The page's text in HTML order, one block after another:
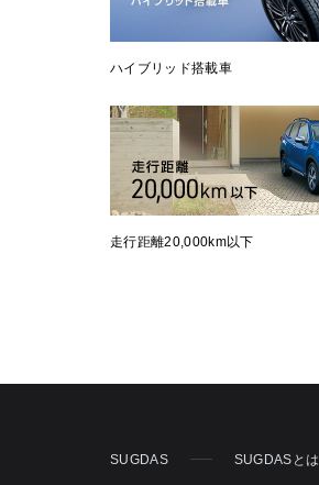
ハイブリッド搭載車
走行距離20,000km以下
SUGDAS SUGDASとは